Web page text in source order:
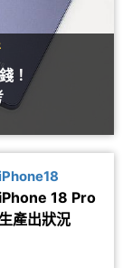
！
18 Pro
產出狀況